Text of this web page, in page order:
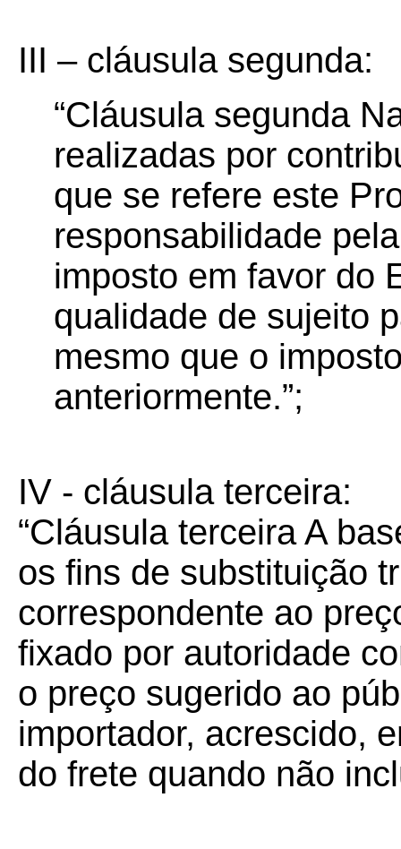
III – cláusula segunda:
“Cláusula segunda
realizadas por
que se refere este
responsabilidade
imposto em favor do
qualidade de sujeito
mesmo que o
anteriormente.”;
IV - cláusula terceira:
“Cláusula terceira A
os fins de substituição
correspondente ao
fixado por autoridade
o preço sugerido ao
importador, acrescido,
do frete quando não